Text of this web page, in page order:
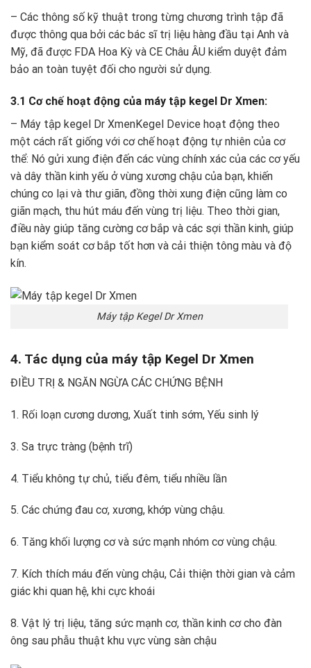
– Các thông số kỹ thuật trong từng chương trình tập đã
được thông qua bởi các bác sĩ trị liệu hàng đầu tại Anh và
Mỹ, đã được FDA Hoa Kỳ và CE Châu ÂU kiểm duyệt đảm
bảo an toàn tuyệt đối cho người sử dụng.
3.1 Cơ chế hoạt động của máy tập kegel Dr Xmen:
– Máy tập kegel Dr XmenKegel Device hoạt động theo
một cách rất giống với cơ chế hoạt động tự nhiên của cơ
thể: Nó gửi xung điện đến các vùng chính xác của các cơ yếu
và dây thần kinh yếu ở vùng xương chậu của bạn, khiến
chúng co lại và thư giãn, đồng thời xung điện cũng làm co
giãn mạch, thu hút máu đến vùng trị liệu. Theo thời gian,
điều này giúp tăng cường cơ bắp và các sợi thần kinh, giúp
bạn kiểm soát cơ bắp tốt hơn và cải thiện tông màu và độ
kín.
Máy tập Kegel Dr Xmen
4. Tác dụng của máy tập Kegel Dr Xmen
ĐIỀU TRỊ & NGĂN NGỪA CÁC CHỨNG BỆNH
1. Rối loạn cương dương, Xuất tinh sớm, Yếu sinh lý
3. Sa trực tràng (bệnh trĩ)
4. Tiểu không tự chủ, tiểu đêm, tiểu nhiều lần
5. Các chứng đau cơ, xương, khớp vùng chậu.
6. Tăng khối lượng cơ và sức mạnh nhóm cơ vùng chậu.
7. Kích thích máu đến vùng chậu, Cải thiện thời gian và cảm
giác khi quan hệ, khi cực khoái
8. Vật lý trị liệu, tăng sức mạnh cơ, thần kinh cơ cho đàn
ông sau phẫu thuật khu vực vùng sàn chậu